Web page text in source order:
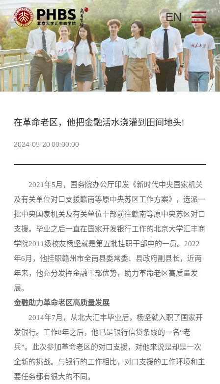
EN
在革命老区，他把金融活水浇灌到田间地头!
2024-05-20 00:00:00
2021年5月，国务院办公厅印发《新时代中央国家机关
及有关单位对口支援赣南等原中央苏区工作方案》，选派一
批中央国家机关及有关单位干部前往赣南等原中央苏区对口
支援。毕业之后一直在国家开发银行工作的北京大学汇丰商
学院2011级校友杨坚就是第五批挂职干部中的一员。2022
年6月，他挂职赣州市全南县委常委、县政府副县长，近两
年来，他充分发挥金融干部优势，助力革命老区高质量发
展。
金融助力革命老区高质量发展
2014年7月，从北大汇丰毕业后，杨坚就入职了国家开
发银行。工作8年之后，他已是银行信贷条线的一名“老
兵”。此次参加革命老区的对口支援，对他来说是却是一次
全新的挑战。与银行的工作相比，对口支援的工作环境和主
要任务都有很大的不同。